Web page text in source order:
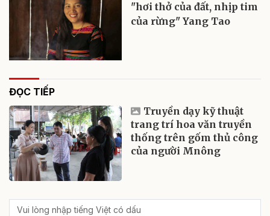
"hơi thở của đất, nhịp tim
của rừng" Yang Tao
ĐỌC TIẾP
Truyền dạy kỹ thuật
trang trí hoa văn truyền
thống trên gốm thủ công
của người Mnông